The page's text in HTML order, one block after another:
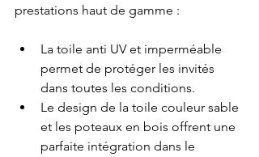
prestations haut de gamme :
La toile anti UV et imperméable
permet de protéger les invités
dans toutes les conditions.
Le design de la toile couleur sable
et les poteaux en bois offrent une
parfaite intégration dans le